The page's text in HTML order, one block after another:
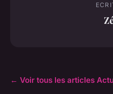
← Voir tous les articles